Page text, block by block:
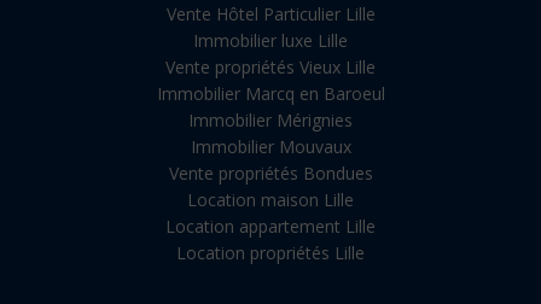
Vente Hôtel Particulier Lille
Immobilier luxe Lille
Vente propriétés Vieux Lille
Immobilier Marcq en Baroeul
Immobilier Mérignies
Immobilier Mouvaux
Vente propriétés Bondues
Location maison Lille
Location appartement Lille
Location propriétés Lille